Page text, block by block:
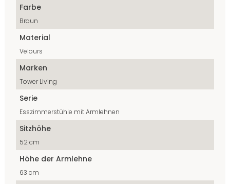
Farbe
Braun
Material
Velours
Marken
Tower Living
Serie
Esszimmerstühle mit Armlehnen
Sitzhöhe
52 cm
Höhe der Armlehne
63 cm